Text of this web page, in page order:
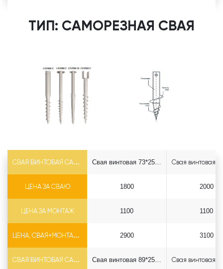
ТИП: САМОРЕЗНАЯ СВАЯ
СВАЯ ВИНТОВАЯ САМОРЕЗ Ф73*5.5
ЦЕНА ЗА СВАЮ
ЦЕНА ЗА МОНТАЖ
ЦЕНА, СВАЯ+МОНТАЖ (БЕЗ ОГОЛОВКА)
Свая винтовая 73*2500 саморез
1800
1100
2900
2000
1100
3100
СВАЯ ВИНТОВАЯ САМОРЕЗ Ф89*6.5 Свая винтовая 89*2500 саморез